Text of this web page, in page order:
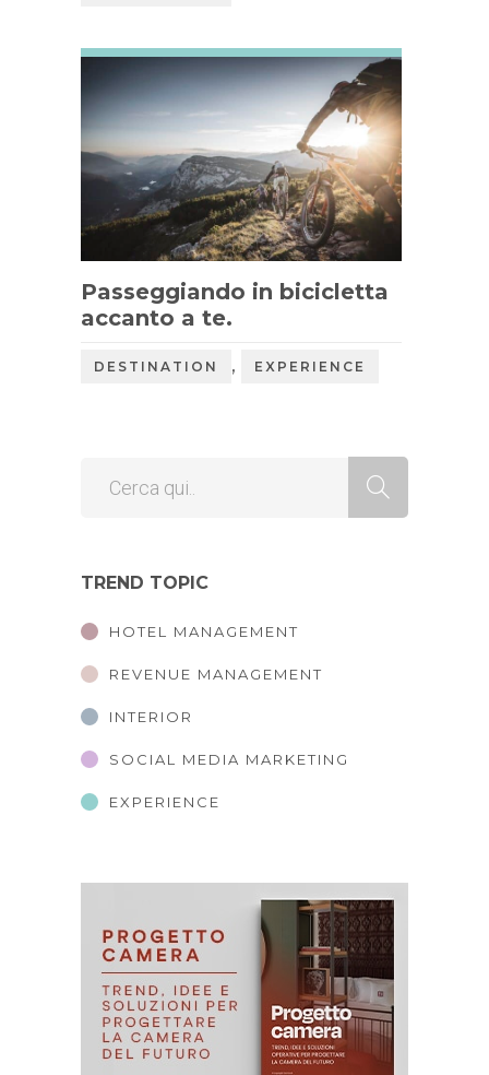
Passeggiando in bicicletta
accanto a te.
DESTINATION , EXPERIENCE
TREND TOPIC
HOTEL MANAGEMENT
REVENUE MANAGEMENT
INTERIOR
SOCIAL MEDIA MARKETING
EXPERIENCE